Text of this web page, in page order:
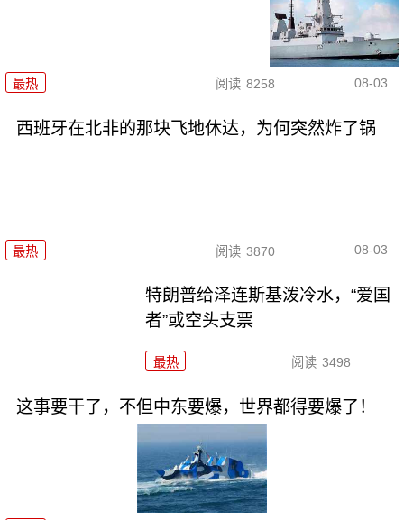
最热 阅读 8258 08-03
西班牙在北非的那块飞地休达，为何突然炸了锅
最热 阅读 3870 08-03
特朗普给泽连斯基泼冷水，“爱国
者”或空头支票
最热 阅读 3498
这事要干了，不但中东要爆，世界都得要爆了！